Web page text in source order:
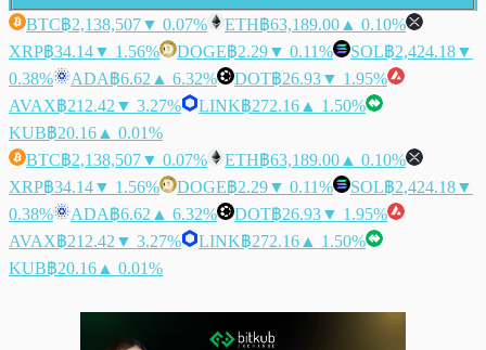
BTC฿2,138,507▼ 0.07% ETH฿63,189.00 ▲ 0.10%
XRP฿34.14▼ 1.56% DOGE฿2.29▼ 0.11% SOL฿2,424.18▼
0.38%
ADA฿6.62 ▲ 6.32% DOT฿26.93▼ 1.95%
AVAX฿212.42 ▼ 3.27% LINK฿272.16 ▲ 1.50%
KUB฿20.16 ▲ 0.01%
BTC฿2,138,507▼ 0.07% ETH฿63,189.00 ▲ 0.10%
XRP฿34.14▼ 1.56% DOGE฿2.29▼ 0.11% SOL฿2,424.18▼
0.38%
ADA฿6.62 ▲ 6.32% DOT฿26.93▼ 1.95%
AVAX฿212.42 ▼ 3.27% LINK฿272.16 ▲ 1.50%
KUB฿20.16 ▲ 0.01%